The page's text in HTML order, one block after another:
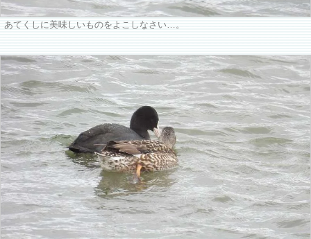
あてくしに美味しいものをよこしなさい…。